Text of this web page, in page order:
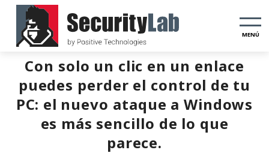
MENÚ
Con solo un clic en un enlace
puedes perder el control de tu
PC: el nuevo ataque a Windows
es más sencillo de lo que
parece.